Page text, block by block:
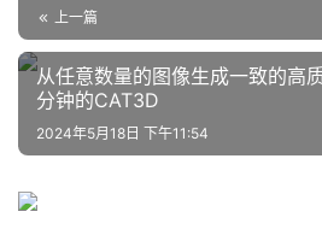
上一篇
从任意数量的图像生成一致的高
分钟的CAT3D
2024年5月18日 下午11:54